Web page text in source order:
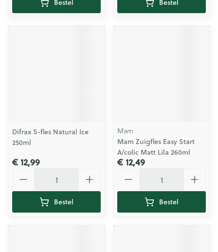
Bestel Bestel
Difrax S-fles Natural Ice
250ml
€ 12,99
Bestel
Mam
Mam Zuigfles Easy Start
A/colic Matt Lila 260ml
€ 12,49
Bestel